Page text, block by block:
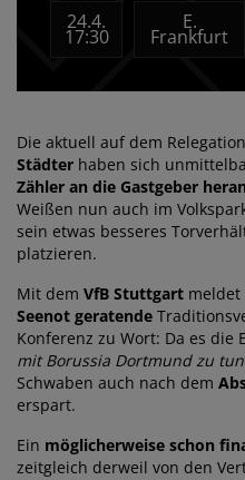
24.4.
17:30
E.
Frankfurt
Die aktuell auf dem
Städter haben sich
Zähler an die Gastgeber
Weißen nun auch im
sein etwas besseres
platzieren.
Mit dem VfB Stuttgart meldet
Seenot geratende
Konferenz zu Wort: Da es die
mit Borussia Dortmund zu
Schwaben auch nach dem
erspart.
Ein möglicherweise schon
zeitgleich derweil von den